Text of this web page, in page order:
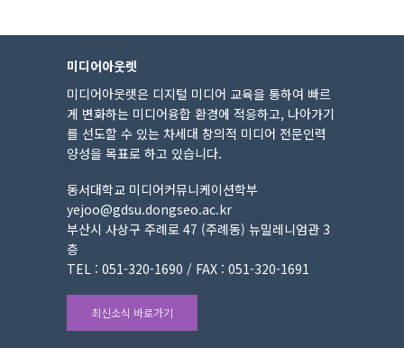
미디어아웃렛
미디어아웃렛은 디지털 미디어 교육을 통하여 빠르
게 변화하는 미디어융합 환경에 적응하고, 나아가기
를 선도할 수 있는 차세대 창의적 미디어 전문인력
양성을 목표로 하고 있습니다.
동서대학교 미디어커뮤니케이션학부
yejoo@gdsu.dongseo.ac.kr
부산시 사상구 주례로 47 (주례동) 뉴밀레니엄관 3
층
TEL : 051-320-1690 / FAX : 051-320-1691
최신소식 바로가기